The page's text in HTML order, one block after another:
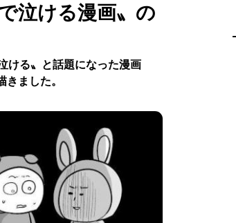
泣ける漫画〟の
ける〟と話題になった漫画
ました。